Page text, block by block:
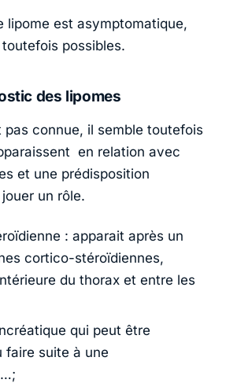
lipome est asymptomatique,
possibles.
des lipomes
pas connue, il semble toutefois
en relation avec
et une prédisposition
un rôle.
: apparait après un
cortico-stéroïdiennes,
du thorax et entre les
qui peut être
faire suite à une